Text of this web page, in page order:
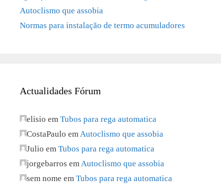
Autoclismo que assobia
Normas para instalação de termo acumuladores
Actualidades Fórum
elisio em Tubos para rega automatica
CostaPaulo emAutoclismo que assobia
Julio em Tubos para rega automatica
jorgebarros emAutoclismo que assobia
sem nome em Tubos para rega automatica